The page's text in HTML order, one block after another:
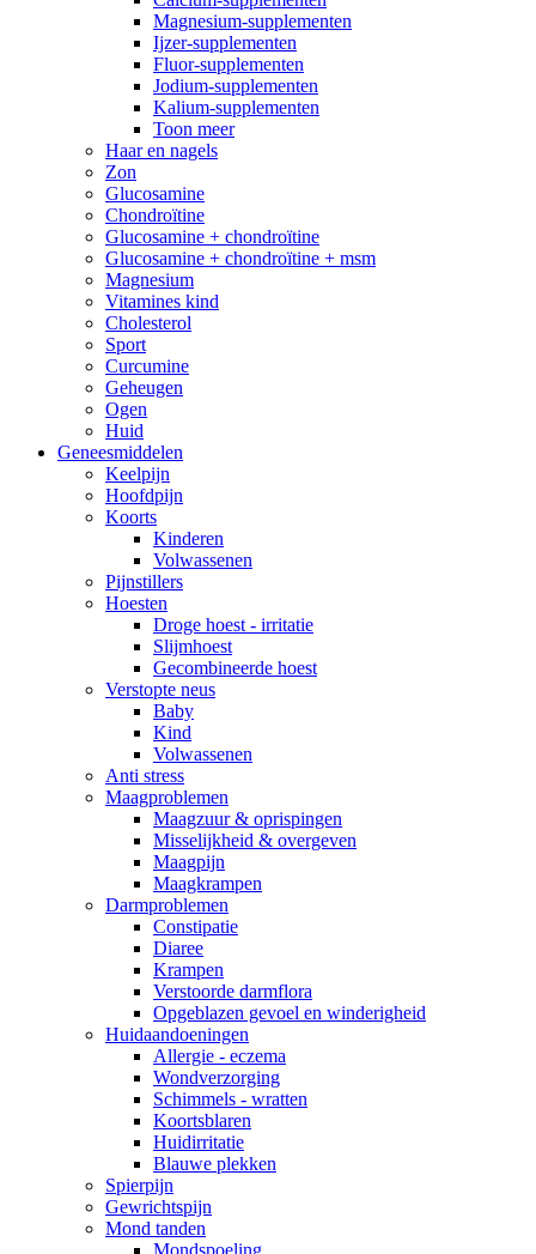
Magnesium-supplementen
Ijzer-supplementen
Fluor-supplementen
Jodium-supplementen
Kalium-supplementen
Toon meer
Haar en nagels
Zon
Glucosamine
Chondroïtine
Glucosamine + chondroïtine
Glucosamine + chondroïtine + msm
Magnesium
Vitamines kind
Cholesterol
Sport
Curcumine
Geheugen
Ogen
Huid
Geneesmiddelen
Keelpijn
Hoofdpijn
Koorts
Kinderen
Volwassenen
Pijnstillers
Hoesten
Droge hoest - irritatie
Slijmhoest
Gecombineerde hoest
Verstopte neus
Baby
Kind
Volwassenen
Anti stress
Maagproblemen
Maagzuur & oprispingen
Misselijkheid & overgeven
Maagpijn
Maagkrampen
Darmproblemen
Constipatie
Diaree
Krampen
Verstoorde darmflora
Opgeblazen gevoel en winderigheid
Huidaandoeningen
Allergie - eczema
Wondverzorging
Schimmels - wratten
Koortsblaren
Huidirritatie
Blauwe plekken
Spierpijn
Gewrichtspijn
Mond tanden
Mondspoeling